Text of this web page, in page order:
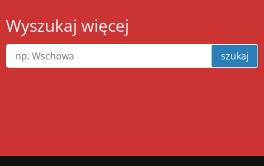
Wyszukaj więcej
szukaj